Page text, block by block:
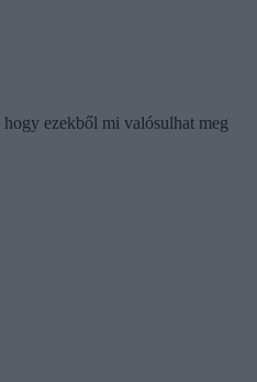
ezekből mi valósulhat meg